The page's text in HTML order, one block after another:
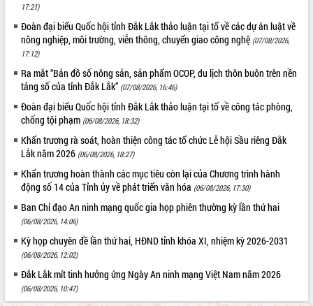
Thứ trưởng Bộ Y tế làm việc với tỉnh
Đắk Lắk về phát triển nhân lực y tế
cho trạm y tế cấp xã
Du lịch Đắk Lắk nâng tầm trải nghiệm
du khách thông qua Hệ thống cơ sở dữ
liệu và Bản đồ số
Tập huấn ứng dụng trí tuệ nhân tạo (AI)
trong thương mại điện tử năm 2026
Đoàn đại biểu Quốc hội tỉnh Đắk Lắk
trao đổi thông tin trước Kỳ họp thứ
nhất, Quốc hội khóa XVI
Quyết liệt cải cách hành chính, khơi
thông nguồn lực phát triển
Nâng cao hiệu lực, hiệu quả HĐND
tỉnh thông qua hiện đại hóa hành chính
Xã Ea Phê gắn cải cách hành chính với
chuyển đổi số
Phó Chủ tịch Thường trực UBND tỉnh
Hồ Thị Nguyên Thảo làm việc tại Trung
tâm Phục vụ hành chính công xã Ea
17:21)
Đoàn đại biểu Quốc hội tỉnh Đắk Lắk thảo luận tại tổ về các dự án luật về
nông nghiệp, môi trường, viễn thông, chuyển giao công nghệ (07/08/2026,
17:12)
Ra mắt “Bản đồ số nông sản, sản phẩm OCOP, du lịch thôn buôn trên nền
tảng số của tỉnh Đắk Lắk” (07/08/2026, 16:46)
Đoàn đại biểu Quốc hội tỉnh Đắk Lắk thảo luận tại tổ về công tác phòng,
chống tội phạm (06/08/2026, 18:32)
Khẩn trương rà soát, hoàn thiện công tác tổ chức Lễ hội Sầu riêng Đắk
Lắk năm 2026 (06/08/2026, 18:27)
Khẩn trương hoàn thành các mục tiêu còn lại của Chương trình hành
động số 14 của Tỉnh ủy về phát triển văn hóa (06/08/2026, 17:30)
Ban Chỉ đạo An ninh mạng quốc gia họp phiên thường kỳ lần thứ hai
(06/08/2026, 14:06)
Kỳ họp chuyên đề lần thứ hai, HĐND tỉnh khóa XI, nhiệm kỳ 2026-2031
(06/08/2026, 12:02)
Đắk Lắk mít tinh hưởng ứng Ngày An ninh mạng Việt Nam năm 2026
(06/08/2026, 10:47)